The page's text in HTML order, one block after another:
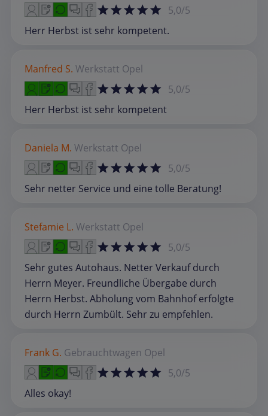
5,0/5
Herr Herbst ist sehr kompetent.
Manfred S. Werkstatt Opel
5,0/5
Herr Herbst ist sehr kompetent
Daniela M. Werkstatt Opel
5,0/5
Sehr netter Service und eine tolle Beratung!
Stefamie L. Werkstatt Opel
5,0/5
Sehr gutes Autohaus. Netter Verkauf durch
Herrn Meyer. Freundliche Übergabe durch
Herrn Herbst. Abholung vom Bahnhof erfolgte
durch Herrn Zumbült. Sehr zu empfehlen.
Frank G. Gebrauchtwagen Opel
5,0/5
Alles okay!